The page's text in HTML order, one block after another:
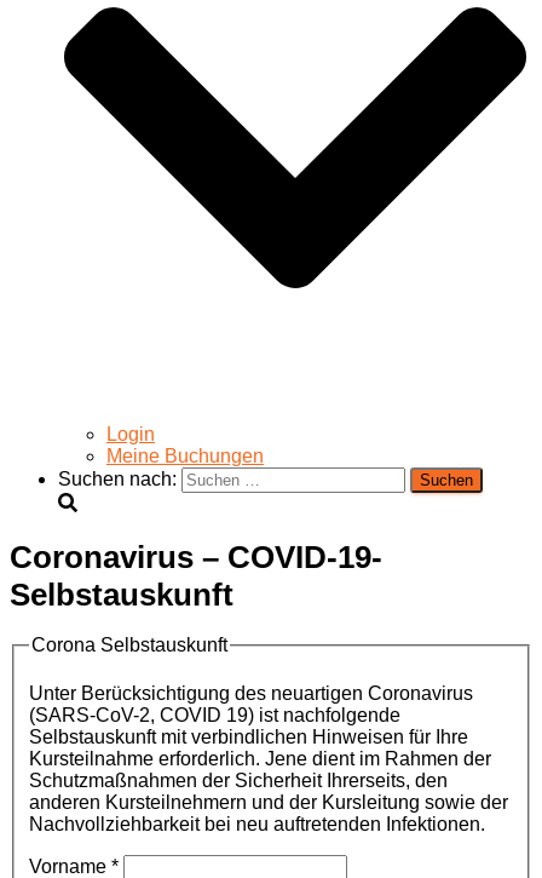
Login
Meine Buchungen
Suchen nach:
Coronavirus – COVID-19-
Selbstauskunft
Corona Selbstauskunft
Unter Berücksichtigung des neuartigen Coronavirus
(SARS-CoV-2, COVID 19) ist nachfolgende
Selbstauskunft mit verbindlichen Hinweisen für Ihre
Kursteilnahme erforderlich. Jene dient im Rahmen der
Schutzmaßnahmen der Sicherheit Ihrerseits, den
anderen Kursteilnehmern und der Kursleitung sowie der
Nachvollziehbarkeit bei neu auftretenden Infektionen.
Vorname *